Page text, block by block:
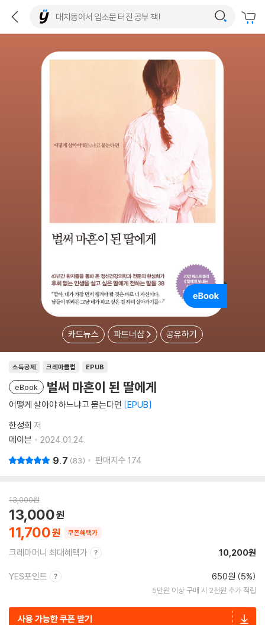
카드뉴스 파트너샵 공유하기
소득공제 크레마클럽 EPUB
eBook 벌써 마흔이 된 딸에게
어떻게 살아야 하느냐고 묻는다면 EPUB
한성희 저
메이븐
2024.01.24.
9.7 83 판매지수 174
13,000원
11,700
13,000
쿠폰혜택가
크레마머니 최대혜택가 10,200원
YES포인트 650원 (5%)
5만원 이상 구매 시 2천원 추가 적립
사용 가능한 쿠폰 받기